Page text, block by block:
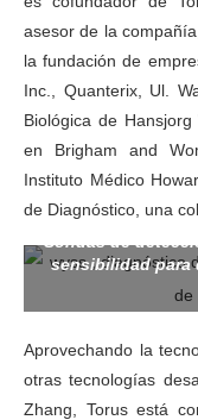
asesor de la
la fundación de
Inc., Quanterix, Ul.
Biológica de
en Brigham and
Instituto Médico
de Diagnóstico, una
Sondas de dedo
Sondas de
sensibilidad
Aprovechando la
otras tecnologías
Zhang, Torus está